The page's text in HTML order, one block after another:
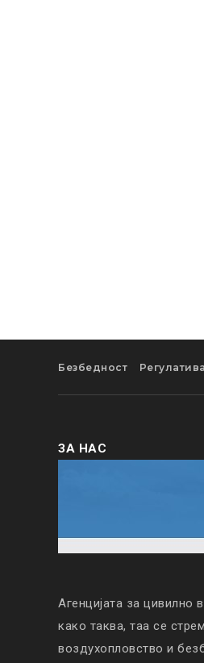
Безбедност Регулатива
ЗА НАС
Агенцијата за цивилно
како таква, таа се
воздухопловство и